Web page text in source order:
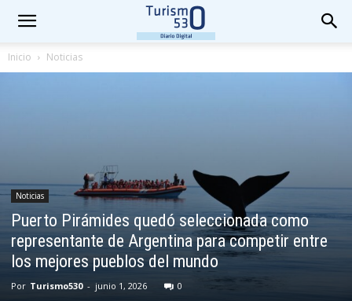
Inicio Noticias
Noticias
Puerto Pirámides quedó seleccionada como
representante de Argentina para competir entre
los mejores pueblos del mundo
Por Turismo530 - junio 1, 2026 0